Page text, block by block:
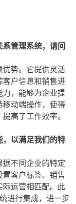
管理系统，请问
势。它提供灵活
客户信息和销售进
，能够为企业提
动端操作，使得
高了工作效率。
以满足我们的特
不同企业的特定
客户标签、销售
运营相匹配。此
进行集成，进一步